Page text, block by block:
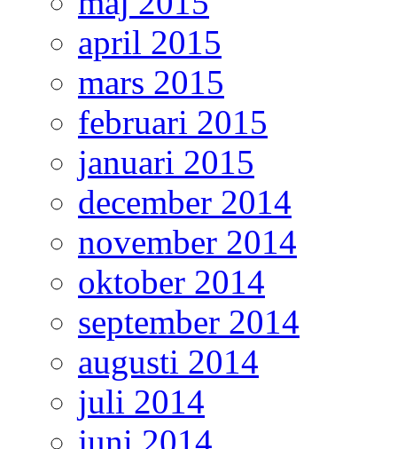
april 2015
mars 2015
februari 2015
januari 2015
december 2014
november 2014
oktober 2014
september 2014
augusti 2014
juli 2014
juni 2014